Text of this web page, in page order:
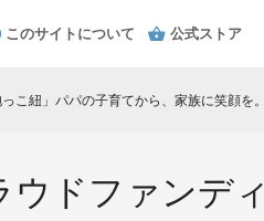
このサイトについて 公式ストア
こ紐」パパの子育てから、家族に笑顔を。
ドファンデ